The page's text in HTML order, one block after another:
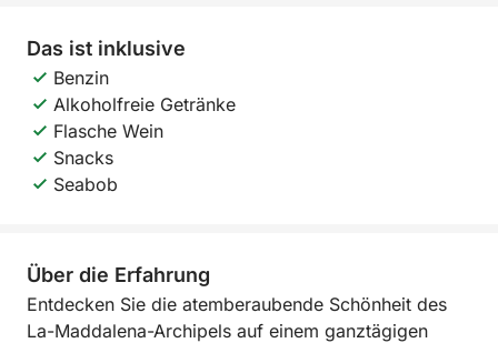
Das ist inklusive
Benzin
Alkoholfreie Getränke
Flasche Wein
Snacks
Seabob
Über die Erfahrung
Entdecken Sie die atemberaubende Schönheit des
La-Maddalena-Archipels auf einem ganztägigen